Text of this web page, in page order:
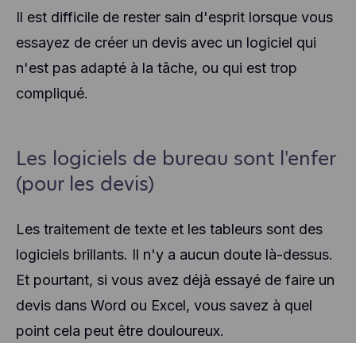
Il est difficile de rester sain d'esprit lorsque vous
essayez de créer un devis avec un logiciel qui
n'est pas adapté à la tâche, ou qui est trop
compliqué.
Les logiciels de bureau sont l'enfer
(pour les devis)
Les traitement de texte et les tableurs sont des
logiciels brillants. Il n'y a aucun doute là-dessus.
Et pourtant, si vous avez déjà essayé de faire un
devis dans Word ou Excel, vous savez à quel
point cela peut être douloureux.